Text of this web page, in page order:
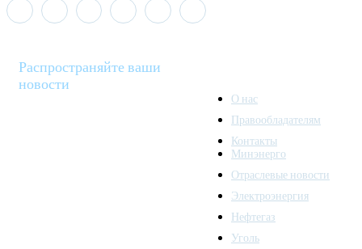
Распространяйте ваши
новости
О нас
Правообладателям
Контакты
Минэнерго
Отраслевые новости
Электроэнергия
Нефтегаз
Уголь